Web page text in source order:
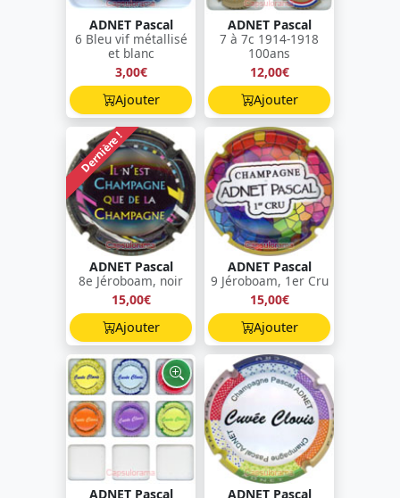
ADNET Pascal
6 Bleu vif métallisé
et blanc
3,00€
Ajouter
ADNET Pascal
7 à 7c 1914-1918
100ans
12,00€
Ajouter
Dernière !
ADNET Pascal
8e Jéroboam, noir
15,00€
Ajouter
ADNET Pascal
9 Jéroboam, 1er Cru
15,00€
Ajouter
ADNET Pascal
ADNET Pascal